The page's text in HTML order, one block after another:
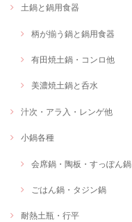
土鍋と鍋用食器
柄が揃う鍋と鍋用食器
有田焼土鍋・コンロ他
美濃焼土鍋と呑水
汁次・アラ入・レンゲ他
小鍋各種
会席鍋・陶板・すっぽん鍋
ごはん鍋・タジン鍋
耐熱土瓶・行平